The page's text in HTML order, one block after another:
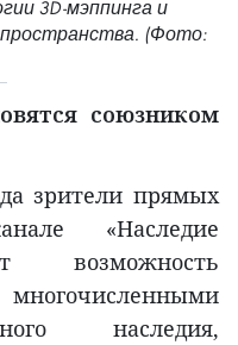
3D-мэппинга и
(Фото:
союзником
зрители прямых
«Наследие
возможность
наследия,